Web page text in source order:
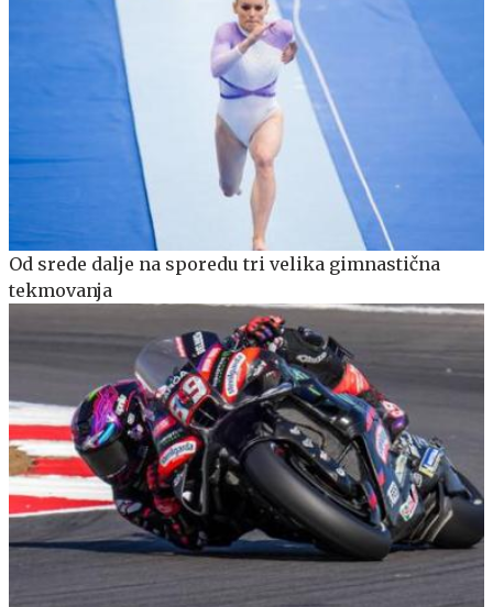
Od srede dalje na sporedu tri velika gimnastična
tekmovanja